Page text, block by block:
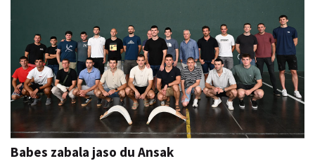
Babes zabala jaso du Ansak